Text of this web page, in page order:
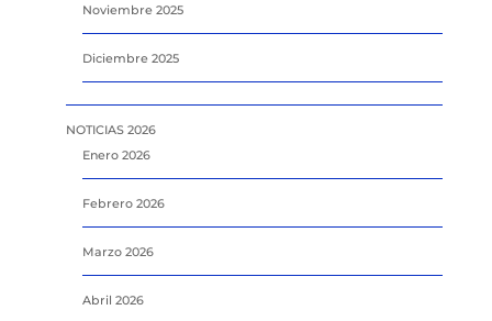
Noviembre 2025
Diciembre 2025
NOTICIAS 2026
Enero 2026
Febrero 2026
Marzo 2026
Abril 2026